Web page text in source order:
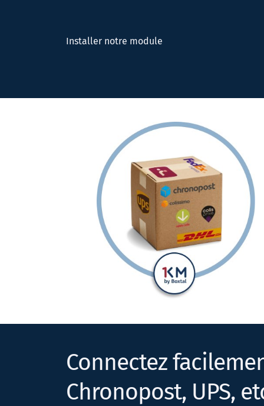
Installer notre module
Connectez
Chronopost, UPS,